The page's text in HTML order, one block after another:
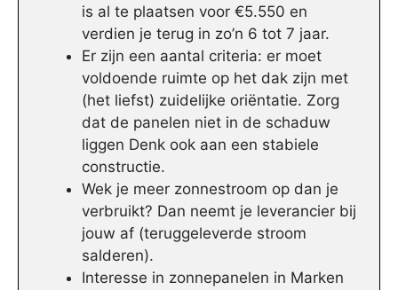
is al te plaatsen voor €5.550 en
verdien je terug in zo’n 6 tot 7 jaar.
Er zijn een aantal criteria: er moet
voldoende ruimte op het dak zijn met
(het liefst) zuidelijke oriëntatie. Zorg
dat de panelen niet in de schaduw
liggen Denk ook aan een stabiele
constructie.
Wek je meer zonnestroom op dan je
verbruikt? Dan neemt je leverancier bij
jouw af (teruggeleverde stroom
salderen).
Interesse in zonnepanelen in Marken